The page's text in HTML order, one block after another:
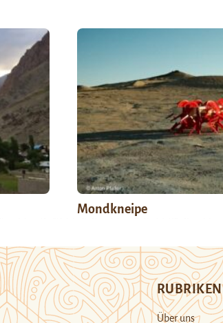
Mondkneipe
RUBRIKEN
Über uns